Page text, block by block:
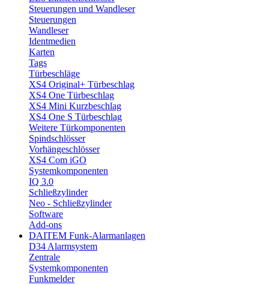
Steuerungen und Wandleser
Steuerungen
Wandleser
Identmedien
Karten
Tags
Türbeschläge
XS4 Original+ Türbeschlag
XS4 One Türbeschlag
XS4 Mini Kurzbeschlag
XS4 One S Türbeschlag
Weitere Türkomponenten
Spindschlösser
Vorhängeschlösser
XS4 Com iGO
Systemkomponenten
IQ 3.0
Schließzylinder
Neo - Schließzylinder
Software
Add-ons
DAITEM Funk-Alarmanlagen
D34 Alarmsystem
Zentrale
Systemkomponenten
Funkmelder